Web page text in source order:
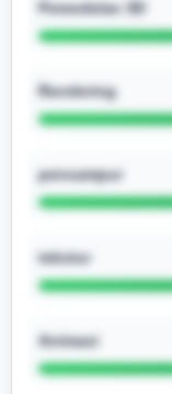
Pemodelan 3D
Rendering
pencampur
tekstur
Animasi